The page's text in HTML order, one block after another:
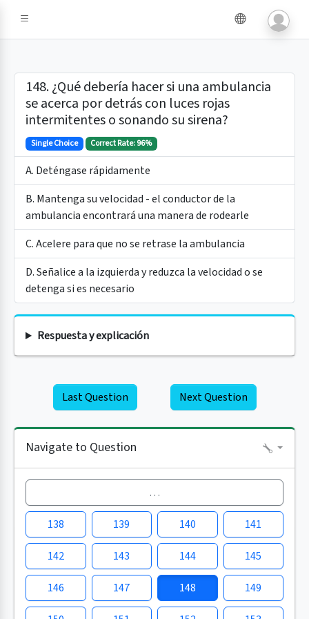
IA
148. ¿Qué debería hacer si una ambulancia
se acerca por detrás con luces rojas
intermitentes o sonando su sirena?
Single Choice Correct Rate: 96%
A. Deténgase rápidamente
B. Mantenga su velocidad - el conductor de la
ambulancia encontrará una manera de rodearle
C. Acelere para que no se retrase la ambulancia
D. Señalice a la izquierda y reduzca la velocidad o se
detenga si es necesario
Respuesta y explicación
Last Question Next Question
Navigate to Question
…
138 139 140 141
142 143 144 145
146 147 148 149